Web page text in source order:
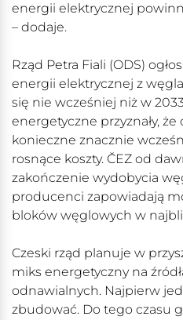
energii elektrycznej
– dodaje.
Rząd Petra Fiali (ODS)
energii elektrycznej z
się nie wcześniej niż w
energetyczne przyznały,
konieczne znacznie
rosnące koszty. ČEZ od
zakończenie wydobycia
producenci zapowiadają
bloków węglowych w
Czeski rząd planuje w
miks energetyczny na
odnawialnych. Najpierw
zbudować. Do tego czasu